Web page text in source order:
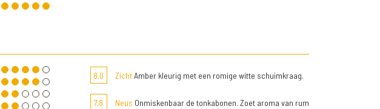
8,0 ZichtAmber kleurig met een romige witte schuimkraag.
7,8 Neus Onmiskenbaar de tonkabonen. Zoet aroma van rum